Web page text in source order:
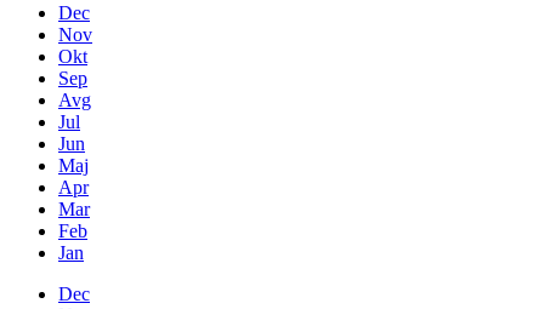
Dec
Nov
Okt
Sep
Avg
Jul
Jun
Maj
Apr
Mar
Feb
Jan
Dec